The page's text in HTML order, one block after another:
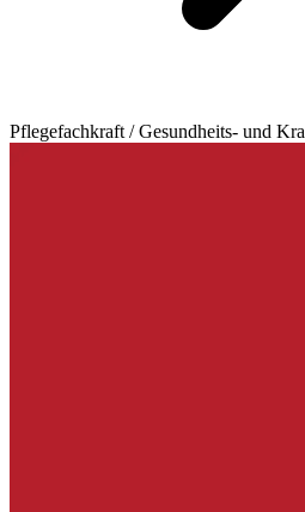
Pflegefachkraft / Gesundheits- und